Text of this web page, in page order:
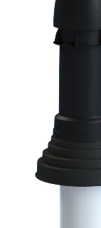
Downloads
Academy
Over ons
Contact